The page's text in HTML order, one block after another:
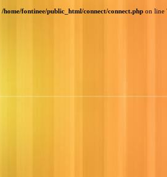
/home/fontinee/public_html/connect/connect.php on line